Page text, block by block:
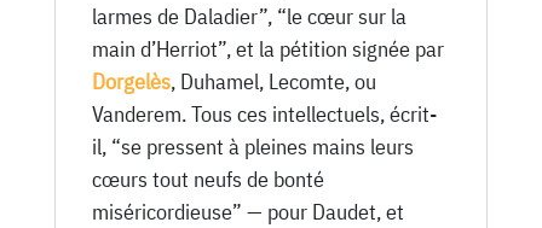
larmes de Daladier”, “le cœur sur la
main d’Herriot”, et la pétition signée par
Dorgelès, Duhamel, Lecomte, ou
Vanderem. Tous ces intellectuels, écrit-
il, “se pressent à pleines mains leurs
cœurs tout neufs de bonté
miséricordieuse” — pour Daudet, et